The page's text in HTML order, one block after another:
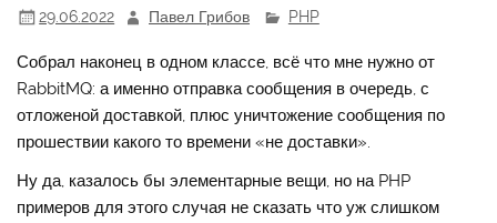
29.06.2022 Павел Грибов PHP
Собрал наконец в одном классе, всё что мне нужно от
RabbitMQ: а именно отправка сообщения в очередь, с
отложеной доставкой, плюс уничтожение сообщения по
прошествии какого то времени «не доставки».
Ну да, казалось бы элементарные вещи, но на PHP
примеров для этого случая не сказать что уж слишком